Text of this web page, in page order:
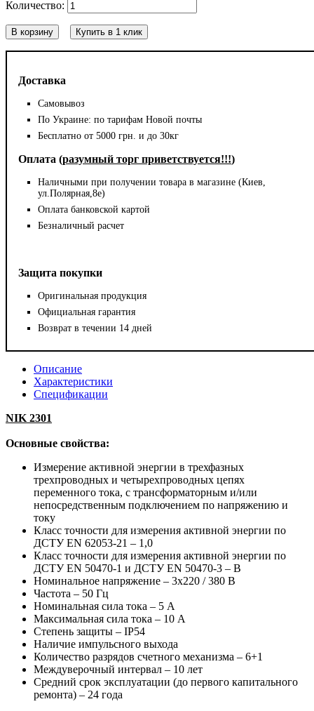
Доставка
Самовывоз
По Украине: по тарифам Новой почты
Бесплатно от 5000 грн. и до 30кг
Оплата (разумный торг приветствуется!!!)
Наличными при получении товара в магазине (Киев,
ул.Полярная,8е)
Оплата банковской картой
Безналичный расчет
Защита покупки
Оригинальная продукция
Официальная гарантия
Возврат в течении 14 дней
В корзину Купить в 1 клик
Описание
Характеристики
Спецификации
NIK 2301
Основные свойства:
Измерение активной энергии в трехфазных
трехпроводных и четырехпроводных цепях
переменного тока, с трансформаторным и/или
непосредственным подключением по напряжению и
току
Класс точности для измерения активной энергии по
ДСТУ EN 62053-21 – 1,0
Класс точности для измерения активной энергии по
ДСТУ EN 50470-1 и ДСТУ EN 50470-3 – В
Номинальное напряжение – 3x220 / 380 В
Частота – 50 Гц
Номинальная сила тока – 5 А
Максимальная сила тока – 10 А
Степень защиты – IP54
Наличие импульсного выхода
Количество разрядов счетного механизма – 6+1
Междуверочный интервал – 10 лет
Средний срок эксплуатации (до первого капитального
ремонта) – 24 года